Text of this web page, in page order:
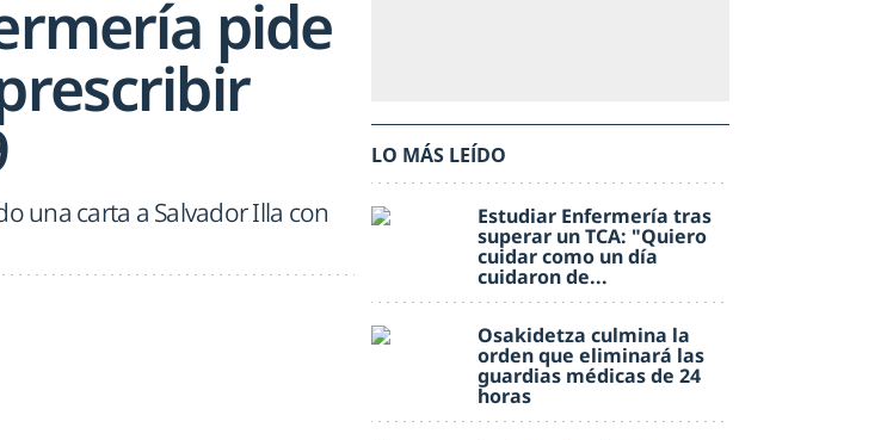
pide
una carta a Salvador Illa con
LO MÁS LEÍDO
Estudiar Enfermería tras
superar un TCA: "Quiero
cuidar como un día
cuidaron de...
Osakidetza culmina la
orden que eliminará las
guardias médicas de 24
horas